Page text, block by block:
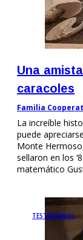
Una
caracoles
Familia
La increíble
puede
Monte
sellaron en los
matemático
TESTIMONIOS